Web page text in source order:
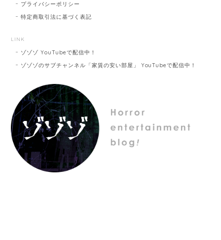
プライバシーポリシー
特定商取引法に基づく表記
LINK
ゾゾゾ YouTubeで配信中！
ゾゾゾのサブチャンネル「家賃の安い部屋」 YouTubeで配信中！